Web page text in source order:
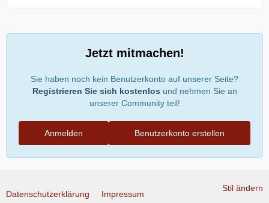
Jetzt mitmachen!
Sie haben noch kein Benutzerkonto auf unserer Seite?
Registrieren Sie sich kostenlos und nehmen Sie an
unserer Community teil!
Benutzerkonto erstellen
Anmelden
Stil ändern
Datenschutzerklärung Impressum